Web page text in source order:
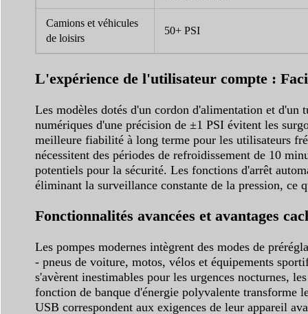
Camions et véhicules
de loisirs
50+ PSI
L'expérience de l'utilisateur compte :
Les modèles dotés d'un cordon d'alimentation et d'un
numériques d'une précision de ±1 PSI évitent les
meilleure fiabilité à long terme pour les utilisateurs
nécessitent des périodes de refroidissement de 10
potentiels pour la sécurité. Les fonctions d'arrêt
éliminant la surveillance constante de la pression, ce
Fonctionnalités avancées et avantages
Les pompes modernes intègrent des modes de
- pneus de voiture, motos, vélos et équipements
s'avèrent inestimables pour les urgences nocturnes,
fonction de banque d'énergie polyvalente transforme
USB correspondent aux exigences de leur appareil